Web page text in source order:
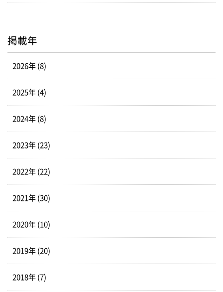
掲載年
2026年 (8)
2025年 (4)
2024年 (8)
2023年 (23)
2022年 (22)
2021年 (30)
2020年 (10)
2019年 (20)
2018年 (7)